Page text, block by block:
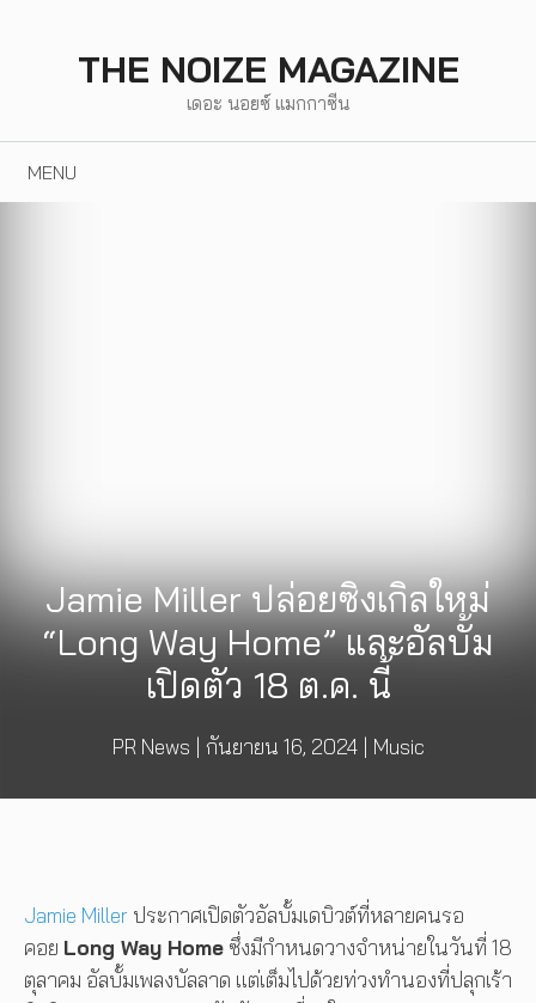
THE NOIZE MAGAZINE
เดอะ นอยซ์ แมกกาซีน
MENU
Jamie Miller ปล่อยซิงเกิลใหม่
“Long Way Home” และอัลบั้ม
เปิดตัว 18 ต.ค. นี้
PR News | กันยายน 16, 2024| Music
Jamie Miller ประกาศเปิดตัวอัลบั้มเดบิวต์ที่หลายคนรอ
คอย Long Way Home ซึ่งมีกำหนดวางจำหน่ายในวันที่ 18
ตุลาคม อัลบั้มเพลงบัลลาด แต่เต็มไปด้วยท่วงทำนองที่ปลุกเร้า